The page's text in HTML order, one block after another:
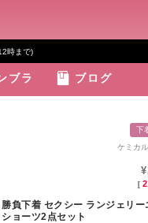
時まで)
ブラ ブログ
下
ケミカ
¥
[
勝負下着 セクシー ランジェリ
ショーツ2点セット